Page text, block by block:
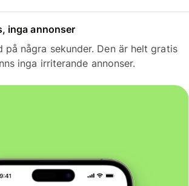
inga annonser
på några sekunder. Den är helt gratis
inga irriterande annonser.